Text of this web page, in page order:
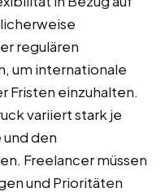
regulären
um internationale
Fristen einzuhalten.
variiert stark je
und den
Freelancer müssen
und Prioritäten